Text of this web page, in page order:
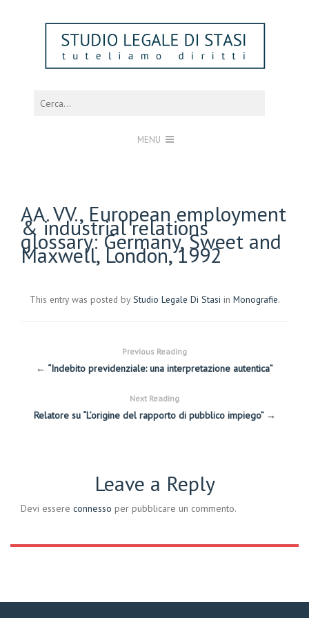
MENU
AA. VV., European employment
& industrial relations
glossary: Germany, Sweet and
Maxwell, London, 1992
This entry was posted by Studio Legale Di Stasi in Monografie.
Previous Reading
← “Indebito previdenziale: una interpretazione autentica”
Next Reading
Relatore su “L’origine del rapporto di pubblico impiego” →
Leave a Reply
Devi essere connesso per pubblicare un commento.